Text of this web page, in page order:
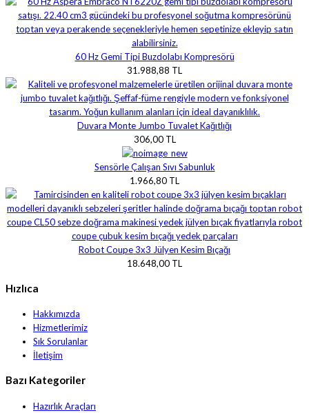
60 Hz Gemi Tipi Buzdolabı Kompresörü
31.988,88 TL
Duvara Monte Jumbo Tuvalet Kağıtlığı
306,00 TL
Sensörle Çalışan Sıvı Sabunluk
1.966,80 TL
Robot Coupe 3x3 Jülyen Kesim Bıçağı
18.648,00 TL
Hızlıca
Hakkımızda
Hizmetlerimiz
Sık Sorulanlar
İletişim
Bazı Kategoriler
Hazırlık Araçları